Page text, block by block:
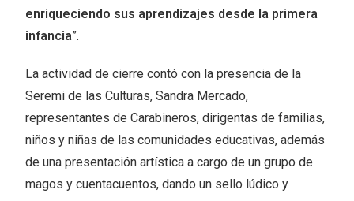
enriqueciendo sus aprendizajes desde la primera
infancia”.
La actividad de cierre contó con la presencia de la
Seremi de las Culturas, Sandra Mercado,
representantes de Carabineros, dirigentas de familias,
niños y niñas de las comunidades educativas, además
de una presentación artística a cargo de un grupo de
magos y cuentacuentos, dando un sello lúdico y